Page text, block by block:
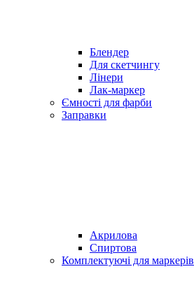
Блендер
Для скетчингу
Лінери
Лак-маркер
Ємності для фарби
Заправки
Акрилова
Спиртова
Комплектуючі для маркерів